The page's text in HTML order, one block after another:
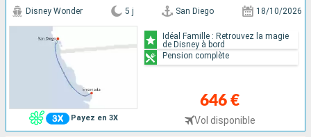
Payez en 3X
Disney Wonder 5 j San Diego 18/10/2026
646 €
Vol disponible
Idéal Famille : Retrouvez la magie
de Disney à bord
Pension complète